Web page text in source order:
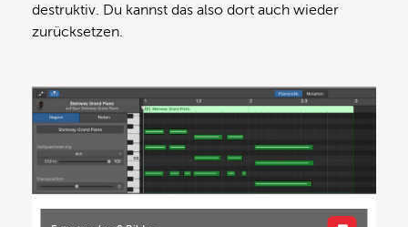
destruktiv. Du kannst das also dort auch wieder
zurücksetzen.